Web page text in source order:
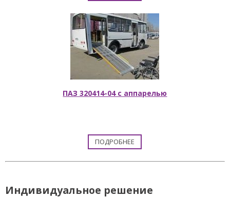
ПАЗ 320414-04 с аппарелью
ПОДРОБНЕЕ
Индивидуальное решение